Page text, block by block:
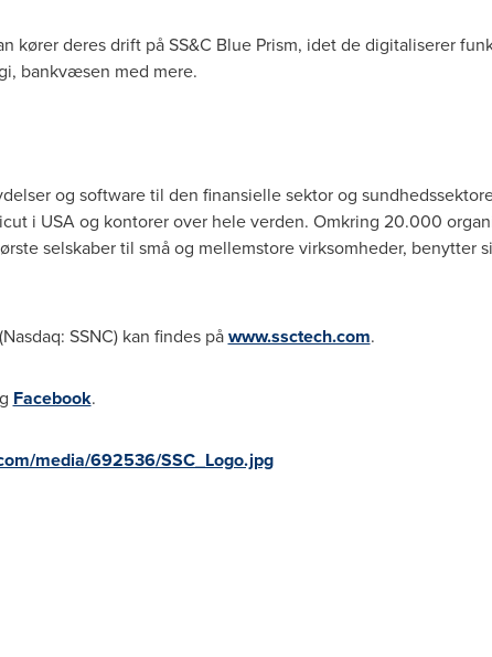
kører deres drift på SS&C Blue Prism, idet de digitaliserer
bankvæsen med mere.
og software til den finansielle sektor og
i USAog kontorer over hele verden. Omkring 20.000
selskaber til små og mellemstore virksomheder, benytter
SSNC) kan findes påwww.ssctech.com.
Facebook.
media/692536/SSC_Logo.jpg